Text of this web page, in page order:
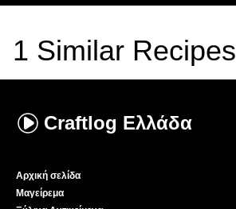
1 Similar Recipes
Craftlog Ελλάδα
Αρχική σελίδα
Μαγείρεμα